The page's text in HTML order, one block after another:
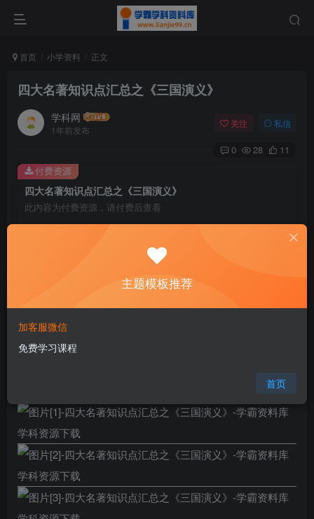
首页 小学资料 正文
四大名著知识点汇总之《三国演义》
学科网
1年前发布
关注 私信
0 28 11
四大名著知识点汇总之《三国演义》
此内容为付费资源，请付费后查看
9.6
暂时无法购买，请与站长联系
格式
页数
付费资源
主题模板推荐
加客服微信
免费学习课程
首页